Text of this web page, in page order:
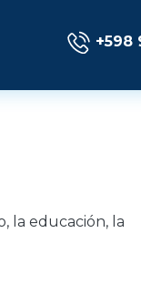
+598
la educación, la